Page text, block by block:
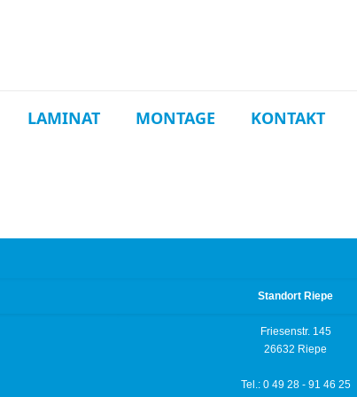
LAMINAT MONTAGE KONTAKT
Standort Riepe
Friesenstr. 145
26632 Riepe
Tel.: 0 49 28 - 91 46 25